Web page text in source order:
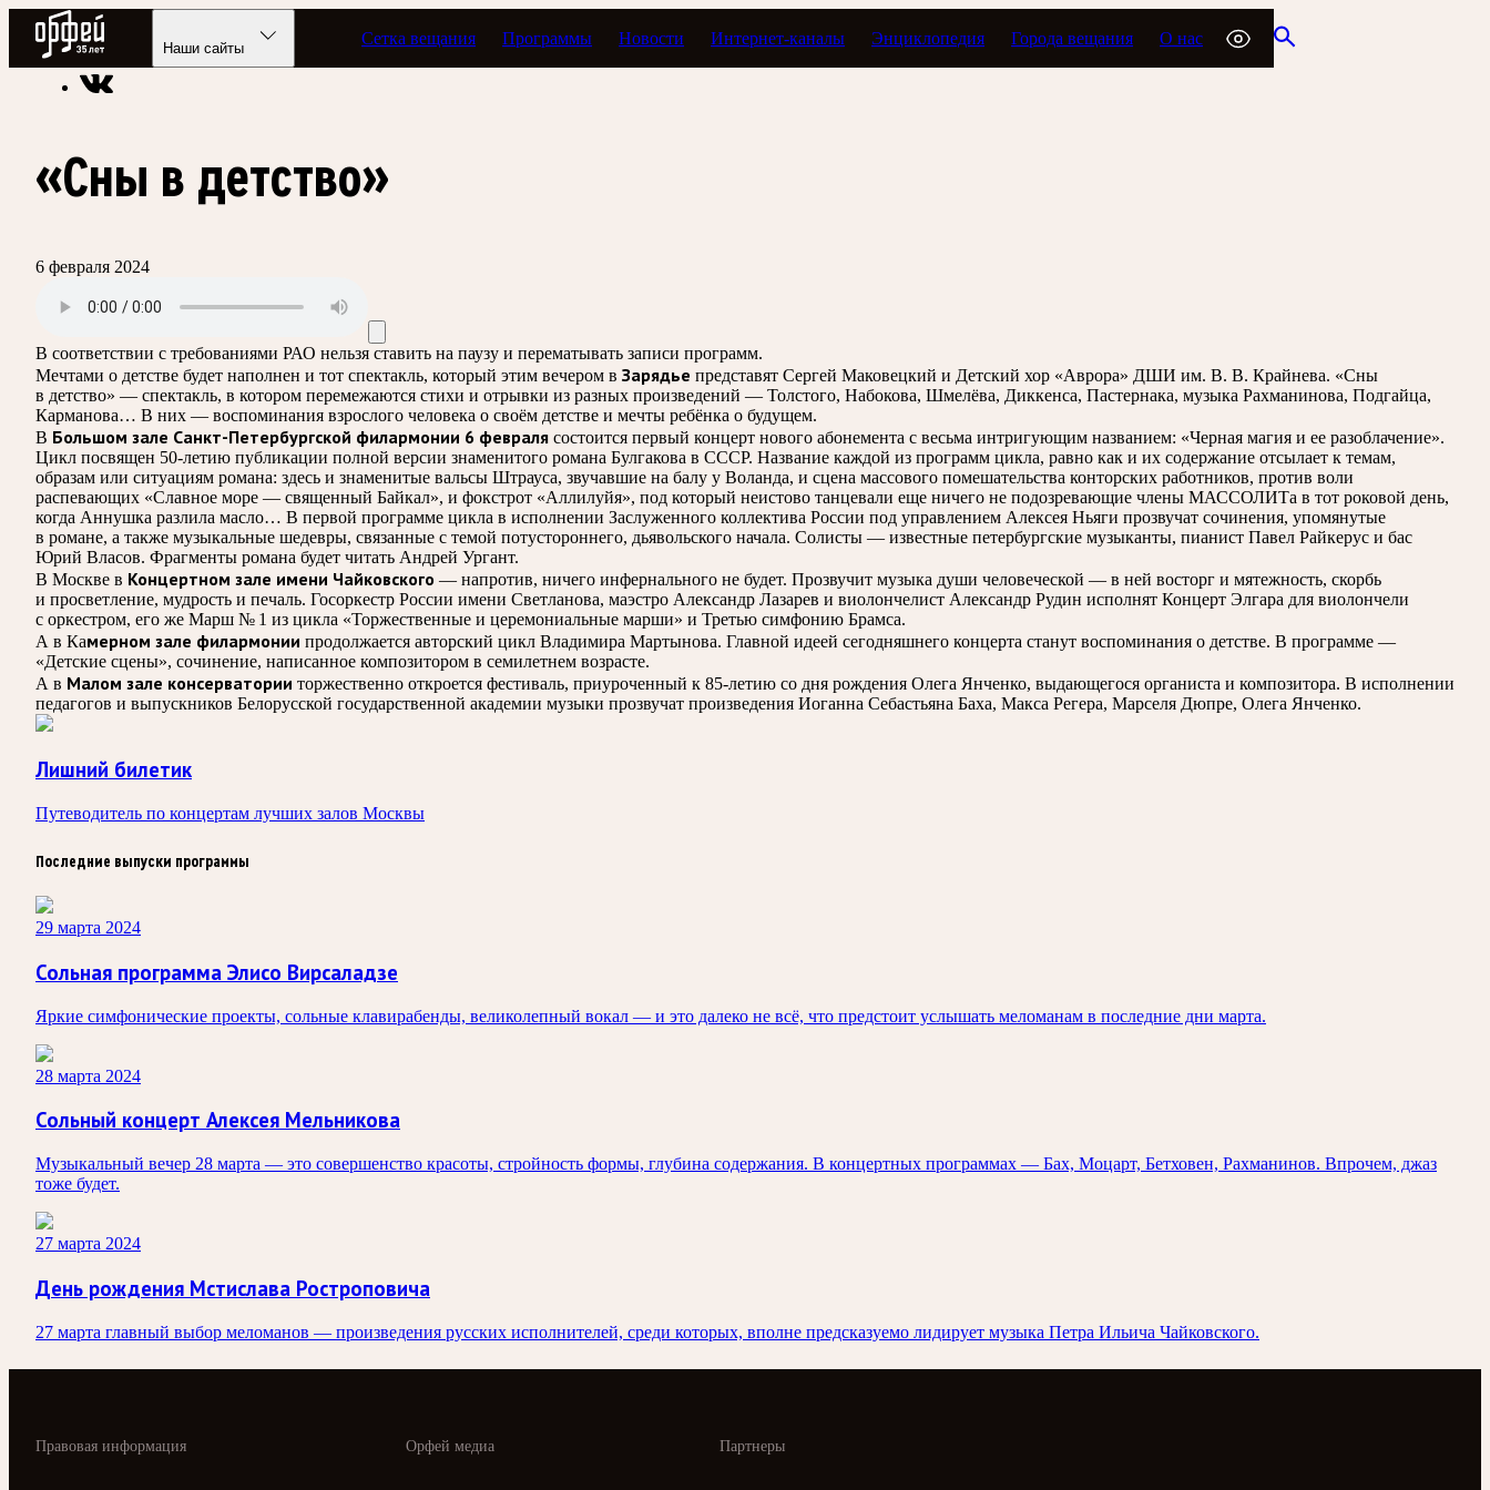
Радио Орфей
Наши сайты
Сетка вещания Программы Новости Интернет-каналы Энциклопедия Города вещания О нас
Радио классической музыки «Орфей» Подкасты Лишний билетик
«Сны в детство»
6 февраля 2024
В соответствии с требованиями РАО нельзя ставить на паузу и перематывать записи программ.
Мечтами о детстве будет наполнен и тот спектакль, который этим вечером в Зарядье представят Сергей Маковецкий и Детский хор «Аврора» ДШИ им. В. В. Крайнева. «Сны
в детство» — спектакль, в котором перемежаются стихи и отрывки из разных произведений — Толстого, Набокова, Шмелёва, Диккенса, Пастернака, музыка Рахманинова, Подгайца,
Карманова… В них — воспоминания взрослого человека о своём детстве и мечты ребёнка о будущем.
В Большом зале Санкт-Петербургской филармонии 6 февраля состоится первый концерт нового абонемента с весьма интригующим названием: «Черная магия и ее разоблачение».
Цикл посвящен 50-летию публикации полной версии знаменитого романа Булгакова в СССР. Название каждой из программ цикла, равно как и их содержание отсылает к темам,
образам или ситуациям романа: здесь и знаменитые вальсы Штрауса, звучавшие на балу у Воланда, и сцена массового помешательства конторских работников, против воли
распевающих «Славное море — священный Байкал», и фокстрот «Аллилуйя», под который неистово танцевали еще ничего не подозревающие члены МАССОЛИТа в тот роковой день,
когда Аннушка разлила масло… В первой программе цикла в исполнении Заслуженного коллектива России под управлением Алексея Ньяги прозвучат сочинения, упомянутые
в романе, а также музыкальные шедевры, связанные с темой потустороннего, дьявольского начала. Солисты — известные петербургские музыканты, пианист Павел Райкерус и бас
Юрий Власов. Фрагменты романа будет читать Андрей Ургант.
В Москве в Концертном зале имени Чайковского — напротив, ничего инфернального не будет. Прозвучит музыка души человеческой — в ней восторг и мятежность, скорбь
и просветление, мудрость и печаль. Госоркестр России имени Светланова, маэстро Александр Лазарев и виолончелист Александр Рудин исполнят Концерт Элгара для виолончели
с оркестром, его же Марш № 1 из цикла «Торжественные и церемониальные марши» и Третью симфонию Брамса.
А в Камерном зале филармонии продолжается авторский цикл Владимира Мартынова. Главной идеей сегодняшнего концерта станут воспоминания о детстве. В программе —
«Детские сцены», сочинение, написанное композитором в семилетнем возрасте.
А в Малом зале консерватории торжественно откроется фестиваль, приуроченный к 85-летию со дня рождения Олега Янченко, выдающегося органиста и композитора. В исполнении
педагогов и выпускников Белорусской государственной академии музыки прозвучат произведения Иоганна Себастьяна Баха, Макса Регера, Марселя Дюпре, Олега Янченко.
Лишний билетик
Путеводитель по концертам лучших залов Москвы
Последние выпуски программы
29 марта 2024
Сольная программа Элисо Вирсаладзе
Яркие симфонические проекты, сольные клавирабенды, великолепный вокал — и это далеко не всё, что предстоит услышать меломанам в последние дни марта.
28 марта 2024
Сольный концерт Алексея Мельникова
Музыкальный вечер 28 марта — это совершенство красоты, стройность формы, глубина содержания. В концертных программах — Бах, Моцарт, Бетховен, Рахманинов. Впрочем, джаз
тоже будет.
27 марта 2024
День рождения Мстислава Ростроповича
27 марта главный выбор меломанов — произведения русских исполнителей, среди которых, вполне предсказуемо лидирует музыка Петра Ильича Чайковского.
Орфей медиа Партнеры
Правовая информация